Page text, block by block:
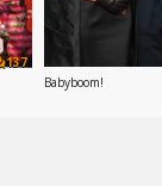
137
Babyboom!